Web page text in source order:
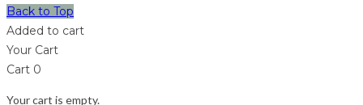
Back to Top
Added to cart
Your Cart
Cart 0
Your cart is empty.